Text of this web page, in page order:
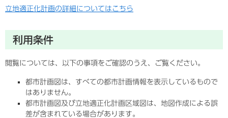
立地適正化計画の詳細についてはこちら
利用条件
閲覧については、以下の事項をご確認のうえ、ご覧ください。
都市計画図は、すべての都市計画情報を表示しているもので
はありません。
都市計画図及び立地適正化計画区域図は、地図作成による誤
差が含まれている場合があります。